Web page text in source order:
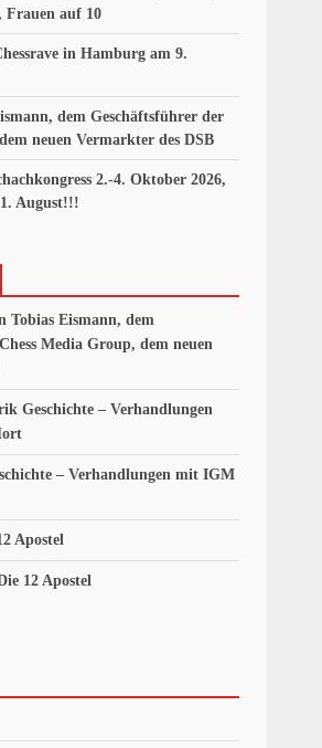
Frauen auf 10
in Hamburg am 9.
dem Geschäftsführer der
neuen Vermarkter des DSB
2.-4. Oktober 2026,
August!!!
Tobias Eismann, dem
Media Group, dem neuen
Geschichte – Verhandlungen
– Verhandlungen mit IGM
Apostel
12 Apostel